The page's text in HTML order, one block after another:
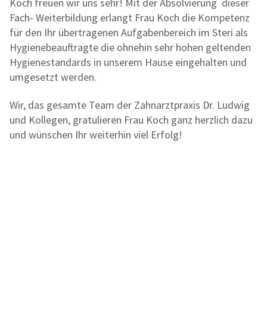
Koch freuen wir uns sehr! Mit der Absolvierung dieser
Fach- Weiterbildung erlangt Frau Koch die Kompetenz
für den Ihr übertragenen Aufgabenbereich im Steri als
Hygienebeauftragte die ohnehin sehr hohen geltenden
Hygienestandards in unserem Hause eingehalten und
umgesetzt werden.
Wir, das gesamte Team der Zahnarztpraxis Dr. Ludwig
und Kollegen, gratulieren Frau Koch ganz herzlich dazu
und wünschen Ihr weiterhin viel Erfolg!